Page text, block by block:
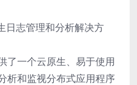
日志管理和分析解决方
了一个云原生、易于使用
析和监视分布式应用程序